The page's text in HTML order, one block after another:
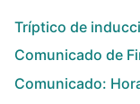
Tríptico de
Comunicado de
Comunicado: